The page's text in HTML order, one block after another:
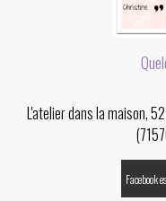
L'atelier dans la maison,
Facebook